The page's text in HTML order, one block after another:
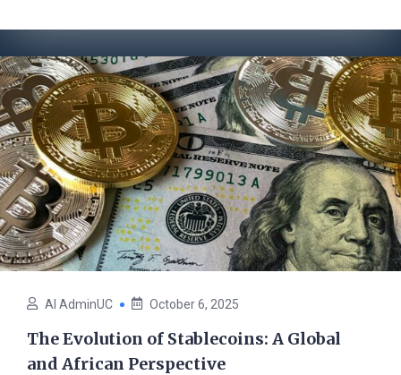
AI AdminUC October 6, 2025
The Evolution of Stablecoins: A Global
and African Perspective